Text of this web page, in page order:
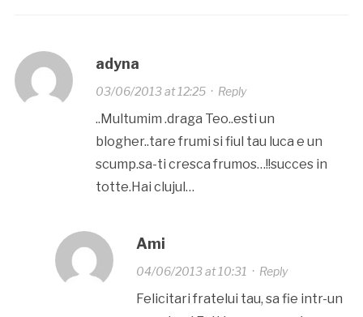
adyna
03/06/2013 at 12:25· Reply
..Multumim .draga Teo..esti un
blogher..tare frumi si fiul tau luca e un
scump.sa-ti cresca frumos…!!succes in
totte.Hai clujul…
Ami
04/06/2013 at 10:31 · Reply
Felicitari fratelui tau, sa fie intr-un